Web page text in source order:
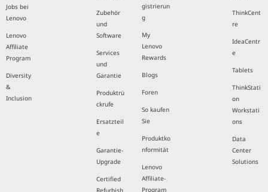
Jobs bei
Lenovo
Lenovo
Affiliate
Program
Diversity
&
Inclusion
Zubehör
und
Software
Services
und
Garantie
Produktrü
ckrufe
Ersatzteil
e
Garantie-
Upgrade
Certified
Refurbish
gistrierun
g
My
Lenovo
Rewards
Blogs
Foren
So kaufen
Sie
Produktko
nformität
Lenovo
Affiliate-
Program
ThinkCent
re
IdeaCentr
e
Tablets
ThinkStati
on
Workstati
ons
Data
Center
Solutions